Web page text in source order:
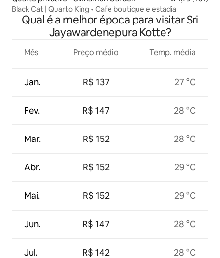
Black Cat | Quarto King • Café boutique e estadia
Qual é a melhor época para visitar Sri
Jayawardenepura Kotte?
Mês
Jan.
Fev.
Mar.
Abr.
Mai.
Jun.
Jul.
Preço médio
R$ 137
R$ 147
R$ 152
R$ 152
R$ 152
R$ 147
R$ 142
Temp. média
27 °C
28 °C
28 °C
29 °C
29 °C
28 °C
28 °C